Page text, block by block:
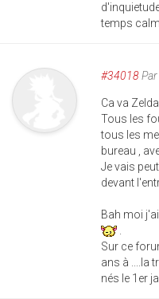
temps
#34018Par
Ca va
Tous les
tous les
bureau ,
Je vais
devant
Bah moi
Sur ce
ans à ....la
nés le 1er